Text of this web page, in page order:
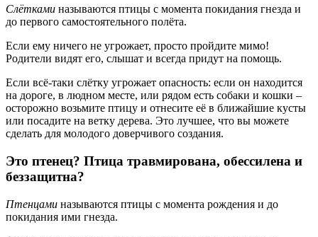
Слётками называются птицы с момента покидания гнезда и
до первого самостоятельного полёта.
Если ему ничего не угрожает, просто пройдите мимо!
Родители видят его, слышат и всегда придут на помощь.
Если всё-таки слётку угрожает опасность: если он находится
на дороге, в людном месте, или рядом есть собаки и кошки –
осторожно возьмите птицу и отнесите её в ближайшие кусты
или посадите на ветку дерева. Это лучшее, что вы можете
сделать для молодого доверчивого создания.
Это птенец? Птица травмирована, обессилена и
беззащитна?
Птенцами называются птицы с момента рождения и до
покидания ими гнезда.